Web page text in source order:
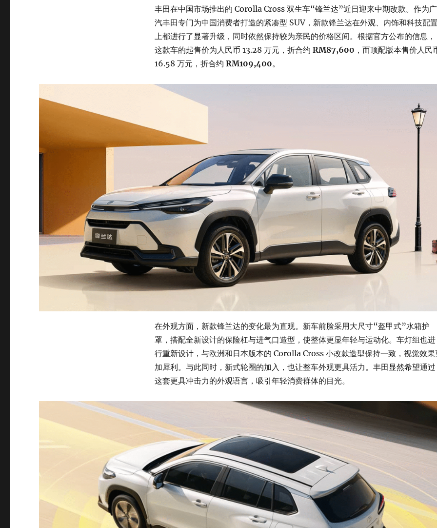
丰田在中国市场推出的 Corolla Cross 双生车“锋兰达”近日迎来中期改款。作为广
汽丰田专门为中国消费者打造的紧凑型 SUV，新款锋兰达在外观、内饰和科技配
上都进行了显著升级，同时依然保持较为亲民的价格区间。根据官方公布的信息，
这款车的起售价为人民币 13.28 万元，折合约 RM87,600 ，而顶配版本售价人民
16.58 万元，折合约 RM109,400。
在外观方面，新款锋兰达的变化最为直观。新车前脸采用大尺寸“盔甲式”水箱护
罩，搭配全新设计的保险杠与进气口造型，使整体更显年轻与运动化。车灯组也进
行重新设计，与欧洲和日本版本的 Corolla Cross 小改款造型保持一致，视觉效果
加犀利。与此同时，新式轮圈的加入，也让整车外观更具活力。丰田显然希望通过
这套更具冲击力的外观语言，吸引年轻消费群体的目光。